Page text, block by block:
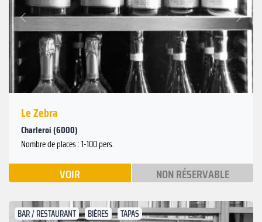
Précédent
Suivant
Le Zebra
Charleroi (6000)
Nombre de places : 1-100 pers.
VOIR NON RÉSERVABLE
BAR / RESTAURANT BIÈRES TAPAS